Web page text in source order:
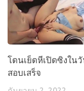
โดนเย็ดหีเปิดซิงใน
สอบเสร็จ